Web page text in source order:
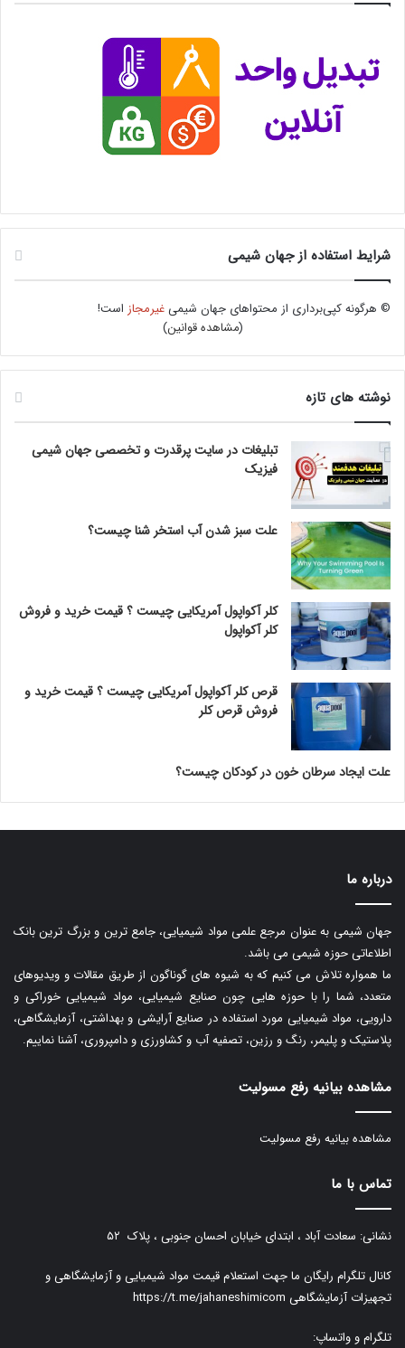
شرایط استفاده از جهان شیمی
© هرگونه کپی‌برداری از محتواهای جهان شیمیغیرمجاز است!
(مشاهده قوانین)
نوشته های تازه
تبلیغات در سایت پرقدرت و تخصصی جهان شیمی
فیزیک
علت سبز شدن آب استخر شنا چیست؟
کلر آکواپول آمریکایی چیست ؟ قیمت خرید و فروش
کلر آکواپول
قرص کلر آکواپول آمریکایی چیست ؟ قیمت خرید و
فروش قرص کلر
علت ایجاد سرطان خون در کودکان چیست؟
درباره ما
جهان شیمی به عنوان مرجع علمی مواد شیمیایی، جامع ترین و بزرگ ترین بانک
اطلاعاتی حوزه شیمی می باشد.
ما همواره تلاش می کنیم که به شیوه های گوناگون از طریق مقالات و ویدیوهای
متعدد، شما را با حوزه هایی چون صنایع شیمیایی، مواد شیمیایی خوراکی و
دارویی، مواد شیمیایی مورد استفاده در صنایع آرایشی و بهداشتی، آزمایشگاهی،
پلاستیک و پلیمر، رنگ و رزین، تصفیه آب و کشاورزی و دامپروری، آشنا نماییم.
مشاهده بیانیه رفع مسولیت
مشاهده بیانیه رفع مسولیت
تماس با ما
نشانی: سعادت آباد ، ابتدای خیابان احسان جنوبی ، پلاک ۵۲
کانال تلگرام رایگان ما جهت استعلام قیمت مواد شیمیایی و آزمایشگاهی و
تجهیزات آزمایشگاهی https://t.me/jahaneshimicom
تلگرام و واتساپ: